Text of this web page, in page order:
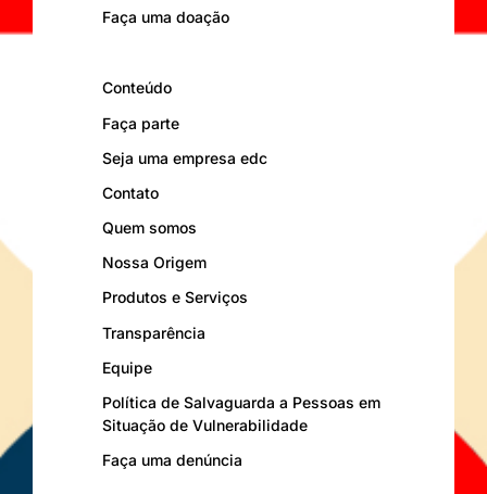
Faça uma doação
Conteúdo
Faça parte
Seja uma empresa edc
Contato
Quem somos
Nossa Origem
Produtos e Serviços
Transparência
Equipe
Política de Salvaguarda a Pessoas em
Situação de Vulnerabilidade
Faça uma denúncia